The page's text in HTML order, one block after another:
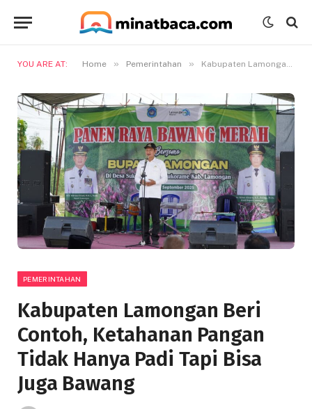
YOU ARE AT: Home » Pemerintahan » Kabupaten Lamongan Beri Contoh, Ketahanan Pangan Tidak Hanya Padi Tapi Bisa Juga Bawang
PEMERINTAHAN
Kabupaten Lamongan Beri
Contoh, Ketahanan Pangan
Tidak Hanya Padi Tapi Bisa
Juga Bawang